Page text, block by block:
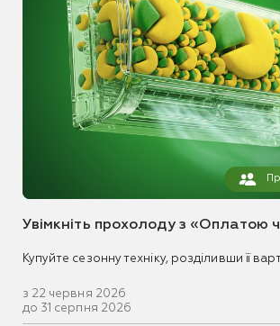
Увімкніть прохолоду з «Оплатою
Купуйте сезонну техніку, розділивши її
з 22 червня 2026
до 31 серпня 2026